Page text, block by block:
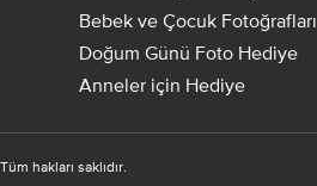
Bebek ve Çocuk Fotoğrafları
Doğum Günü Foto Hediye
Anneler için Hediye
Tüm hakları saklıdır.